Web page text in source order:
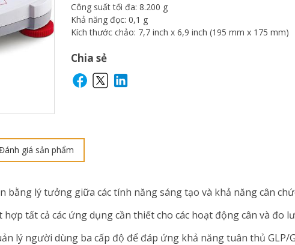
Công suất tối đa: 8.200 g
Khả năng đọc: 0,1 g
Kích thước chảo: 7,7 inch x 6,9 inch (195 mm x 175 mm)
Chia sẻ
giá sản phẩm
bằng lý tưởng giữa các tính năng sáng tạo và khả năng cân
tất cả các ứng dụng cần thiết cho các hoạt động cân và đo
lý người dùng ba cấp độ để đáp ứng khả năng tuân thủ GLP/